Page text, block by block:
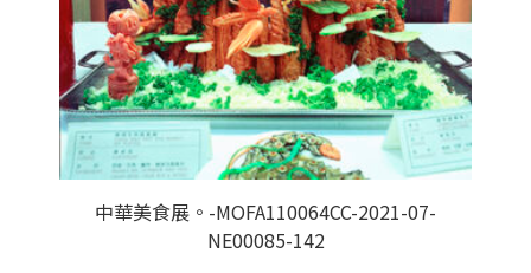
中華美食展。-MOFA110064CC-2021-07-
NE00085-142